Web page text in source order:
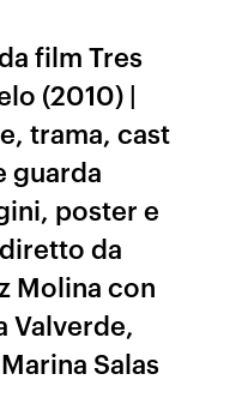
film Tres
(2010) |
trama, cast
guarda
poster e
da
Molina con
Valverde,
Salas